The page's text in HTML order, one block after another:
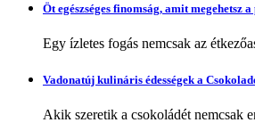
Öt egészséges finomság, amit megehetsz
Egy ízletes fogás nemcsak az
Vadonatúj kulináris édességek a
Akik szeretik a csokoládét nemcsak